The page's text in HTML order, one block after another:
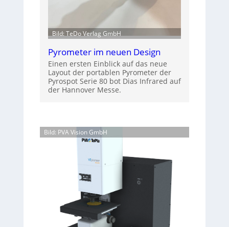
Bild: TeDo Verlag GmbH
Pyrometer im neuen Design
Einen ersten Einblick auf das neue
Layout der portablen Pyrometer der
Pyrospot Serie 80 bot Dias Infrared auf
der Hannover Messe.
Bild: PVA Vision GmbH